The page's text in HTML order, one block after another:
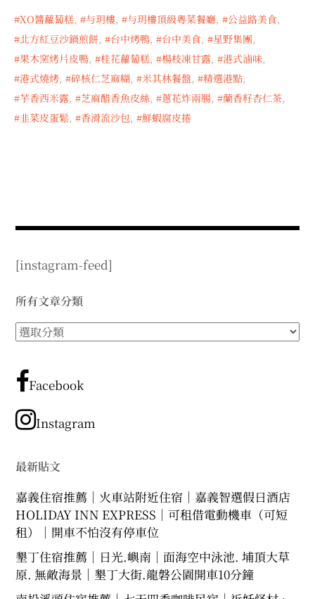
menu
XO醬蘿蔔糕, 与玥樓, 与玥樓頂級粵菜餐廳, 公益路美食,
北方紅豆沙鍋煎餅, 台中烤鴨, 台中美食, 星野集團,
果木窯烤片皮鴨, 桂花蘿蔔糕, 楊枝凍甘露, 港式滷味,
港式燒烤, 碎核仁芝麻糊, 米其林餐盤, 精選港點,
芋香西米露, 芝麻醋香魚皮絲, 蔥花炸兩腸, 蘭香籽杏仁茶,
韭菜皮蛋鬆, 香滑流沙包, 鮮蝦腐皮捲
[instagram-feed]
所有文章分類
所
文
章
類
Facebook
Instagram
最新貼文
嘉義住宿推薦｜火車站附近住宿｜嘉義智選假日酒店
HOLIDAY INN EXPRESS｜可租借電動機車（可短
租）｜開車不怕沒有停車位
墾丁住宿推薦｜日光.嶼南｜面海空中泳池. 埔頂大草
原. 無敵海景｜墾丁大街.龍磐公園開車10分鐘